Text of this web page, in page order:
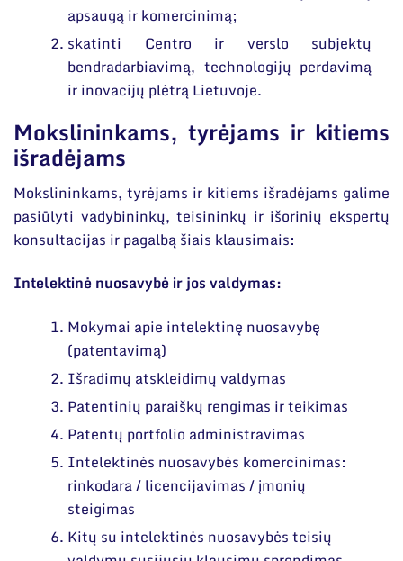
apsaugą ir komercinimą;
skatinti Centro ir verslo subjektų
bendradarbiavimą, technologijų perdavimą
ir inovacijų plėtrą Lietuvoje.
Mokslininkams, tyrėjams ir kitiems
išradėjams
Mokslininkams, tyrėjams ir kitiems išradėjams galime
pasiūlyti vadybininkų, teisininkų ir išorinių ekspertų
konsultacijas ir pagalbą šiais klausimais:
Intelektinė nuosavybė ir jos valdymas:
Mokymai apie intelektinę nuosavybę
(patentavimą)
Išradimų atskleidimų valdymas
Patentinių paraiškų rengimas ir teikimas
Patentų portfolio administravimas
Intelektinės nuosavybės komercinimas:
rinkodara / licencijavimas / įmonių
steigimas
Kitų su intelektinės nuosavybės teisių